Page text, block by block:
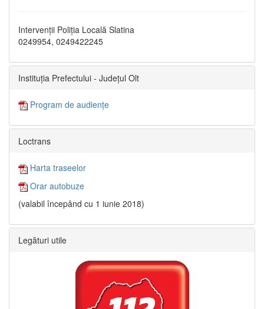
Intervenții Poliția Locală Slatina
0249954, 0249422245
Instituția Prefectului - Județul Olt
Program de audiențe
Loctrans
Harta traseelor
Orar autobuze
(valabil începând cu 1 iunie 2018)
Legături utile